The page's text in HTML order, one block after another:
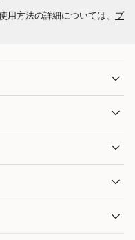
用方法の詳細については、 プ